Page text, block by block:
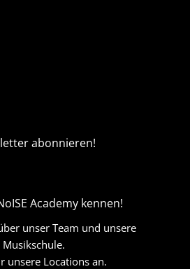
abonnieren!
Academy kennen!
unser Team und unsere
Musikschule.
unsere Locations an.